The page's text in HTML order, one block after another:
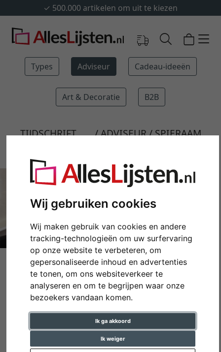
Wij gebruiken cookies
Wij maken gebruik van cookies en andere
tracking-technologieën om uw surfervaring
op onze website te verbeteren, om
gepersonaliseerde inhoud en advertenties
te tonen, om ons websiteverkeer te
analyseren en om te begrijpen waar onze
bezoekers vandaan komen.
Ik ga akkoord
Ik weiger
✓ 500.000 artikelen om uit te kiezen
Types Adviseur Cadeau-ideeën
Art & Decoratie B2B
TIJDSCHRIFT ADVISEUR
SPIERAAM
Een spieraam op de juiste
manier in een fotolijst
monteren